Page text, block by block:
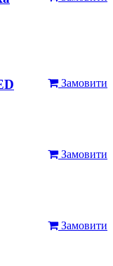
Замовити
Замовити
Замовити